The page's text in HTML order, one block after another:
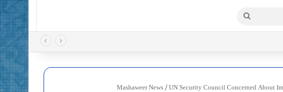
بحث
عن
Mashaweer News / UN Security Council Concerned About